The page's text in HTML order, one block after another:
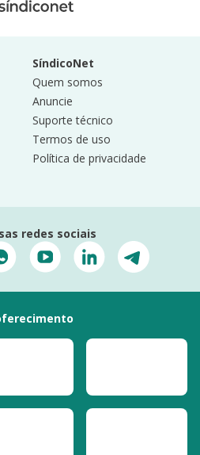
SíndicoNet
Quem somos
Anuncie
Suporte técnico
Termos de uso
Política de privacidade
redes sociais